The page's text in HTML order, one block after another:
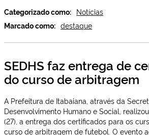
participa
reunião
do
Categorizado como: Notícias
Marcado como: destaque
SEDHS faz entrega de
do curso de arbitragem
A Prefeitura de Itabaiana, através da
Desenvolvimento Humano e Social,
(27), a entrega dos certificados para os
curso de arbitragem de futebol. O evento